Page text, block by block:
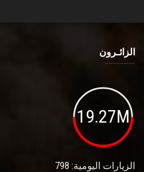
الزائـرون
19.27M
الزيارات اليومية: 798